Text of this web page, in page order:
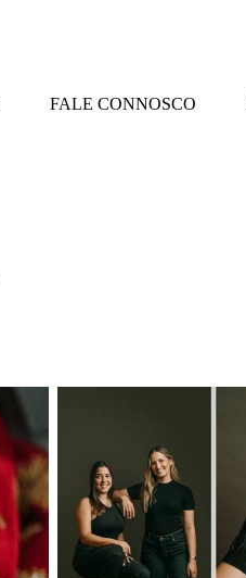
FALE CONNOSCO